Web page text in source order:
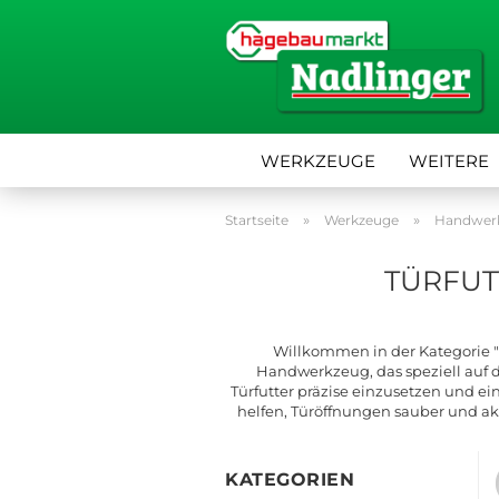
WERKZEUGE WEITERE
Startseite » Werkzeuge »
Willkommen in der Kategorie
Handwerkzeug, das speziell auf
Türfutter präzise einzusetzen und
helfen, Türöffnungen sauber und
KATEGORIEN